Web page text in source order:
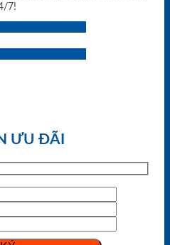
7!
ƯU ĐÃI